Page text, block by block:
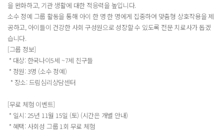
을 완화하고, 기관 생활에 대한 적응력을 높입니다.
소수 정예 그룹 활동을 통해 아이 한 명 한 명에게 집중하여 맞춤형 상호작용을 제
공하고, 아이들이 건강한 사회 구성원으로 성장할 수 있도록 전문 치료사가 돕겠
습니다.
[그룹 정보]
* 대상: 한국나이5세 ~7세 친구들
* 정원: 3명 (소수 정예)
* 장소: 드림심리상담센터
[무료 체험 이벤트]
* 일시: 25년 11월 15일 (토) (시간은 개별 안내)
* 혜택: 사회성 그룹 1회 무료 체험